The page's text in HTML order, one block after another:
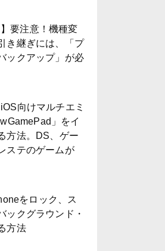
】要注意！機種変
き継ぎには、「プ
ックアップ」が必
向けマルチエミ
」をイ
方法。DS、ゲー
ステのゲームが
をロック、ス
ックグラウンド・
方法